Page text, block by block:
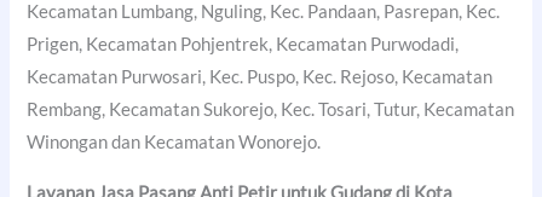
Kecamatan Lumbang, Nguling, Kec. Pandaan, Pasrepan, Kec.
Prigen, Kecamatan Pohjentrek, Kecamatan Purwodadi,
Kecamatan Purwosari, Kec. Puspo, Kec. Rejoso, Kecamatan
Rembang, Kecamatan Sukorejo, Kec. Tosari, Tutur, Kecamatan
Winongan dan Kecamatan Wonorejo.
Layanan Jasa Pasang Anti Petir untuk Gudang di Kota